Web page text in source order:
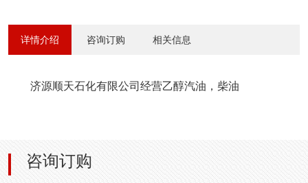
详情介绍 咨询订购 相关信息
济源顺天石化有限公司经营乙醇汽油，柴油
咨询订购